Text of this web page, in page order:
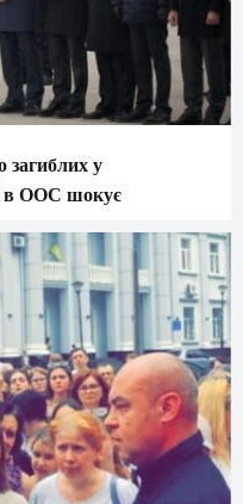
загиблих у
в ООС шокує